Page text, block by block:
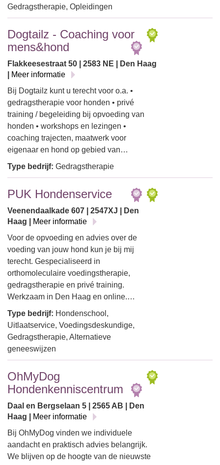
Gedragstherapie, Opleidingen
Dogtailz - Coaching voor
mens&hond
Flakkeesestraat 50 | 2583 NE | Den Haag
Meer informatie
Bij Dogtailz kunt u terecht voor o.a. •
gedragstherapie voor honden • privé
training / begeleiding bij opvoeding van
honden • workshops en lezingen •
coaching trajecten, maatwerk voor
eigenaar en hond op gebied van…
Type bedrijf: Gedragstherapie
PUK Hondenservice
Veenendaalkade 607 | 2547XJ | Den
Haag |
Meer informatie
Voor de opvoeding en advies over de
voeding van jouw hond kun je bij mij
terecht. Gespecialiseerd in
orthomoleculaire voedingstherapie,
gedragstherapie en privé training.
Werkzaam in Den Haag en online.…
Type bedrijf: Hondenschool,
Uitlaatservice, Voedingsdeskundige,
Gedragstherapie, Alternatieve
geneeswijzen
OhMyDog
Hondenkenniscentrum
Daal en Bergselaan 5 | 2565 AB | Den
Haag |
Meer informatie
Bij OhMyDog vinden we individuele
aandacht en praktisch advies belangrijk.
We blijven op de hoogte van de nieuwste